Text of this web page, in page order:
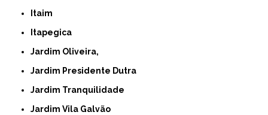
Itaim
Itapegica
Jardim Oliveira,
Jardim Presidente Dutra
Jardim Tranquilidade
Jardim Vila Galvão